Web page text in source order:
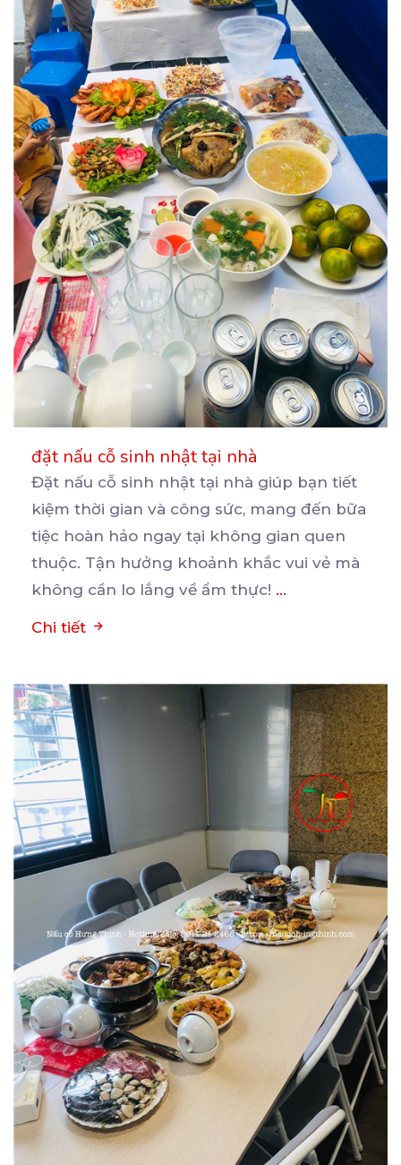
đặt nấu cỗ sinh nhật tại nhà
Đặt nấu cỗ sinh nhật tại nhà giúp bạn tiết
kiệm thời gian và công sức, mang đến bữa
tiệc hoàn hảo ngay tại không gian quen
thuộc. Tận hưởng khoảnh khắc vui vẻ mà
không cần lo lắng về ẩm thực! ...
Chi tiết